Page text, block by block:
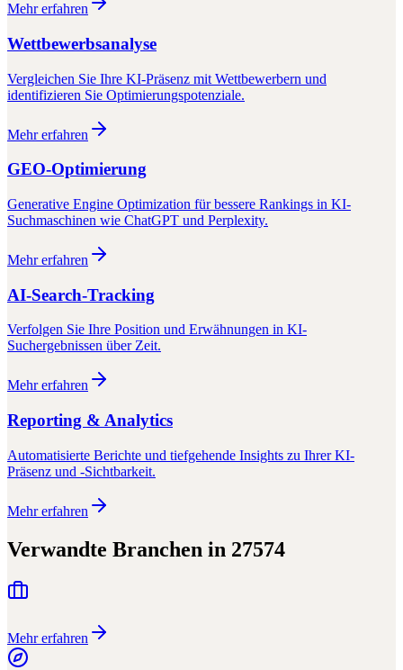
Mehr erfahren
Wettbewerbsanalyse
Vergleichen Sie Ihre KI-Präsenz mit Wettbewerbern und
identifizieren Sie Optimierungspotenziale.
Mehr erfahren
GEO-Optimierung
Generative Engine Optimization für bessere Rankings in KI-
Suchmaschinen wie ChatGPT und Perplexity.
Mehr erfahren
AI-Search-Tracking
Verfolgen Sie Ihre Position und Erwähnungen in KI-
Suchergebnissen über Zeit.
Mehr erfahren
Reporting & Analytics
Automatisierte Berichte und tiefgehende Insights zu Ihrer KI-
Präsenz und -Sichtbarkeit.
Mehr erfahren
Verwandte Branchen in 27574
Mehr erfahren